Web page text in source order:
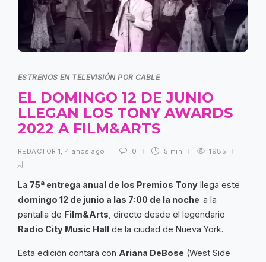
ESTRENOS EN TELEVISIÓN POR CABLE
EL DOMINGO 12 DE JUNIO
LLEGAN LOS TONY AWARDS
2022 A FILM&ARTS
REDACTOR 1, 4 años ago 0 5 min 1985
La 75ª entrega anual de los Premios Tony llega este
domingo 12 de junio a las 7:00 de la noche a la
pantalla de Film&Arts , directo desde el legendario
Radio City Music Hall de la ciudad de Nueva York.
Esta edición contará con Ariana DeBose (West Side